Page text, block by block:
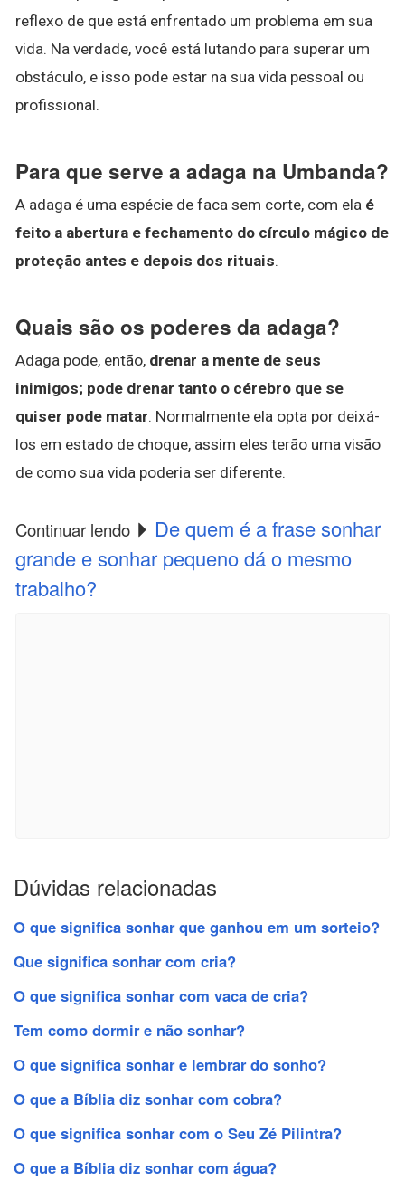
reflexo de que está enfrentado um problema em sua
vida. Na verdade, você está lutando para superar um
obstáculo, e isso pode estar na sua vida pessoal ou
profissional.
Para que serve a adaga na Umbanda?
A adaga é uma espécie de faca sem corte, com ela é
feito a abertura e fechamento do círculo mágico de
proteção antes e depois dos rituais.
Quais são os poderes da adaga?
Adaga pode, então, drenar a mente de seus
inimigos; pode drenar tanto o cérebro que se
quiser pode matar. Normalmente ela opta por deixá-
los em estado de choque, assim eles terão uma visão
de como sua vida poderia ser diferente.
Continuar lendo
De quem é a frase sonhar
grande e sonhar pequeno dá o mesmo
trabalho?
Dúvidas relacionadas
O que significa sonhar que ganhou em um sorteio?
Que significa sonhar com cria?
O que significa sonhar com vaca de cria?
Tem como dormir e não sonhar?
O que significa sonhar e lembrar do sonho?
O que a Bíblia diz sonhar com cobra?
O que significa sonhar com o Seu Zé Pilintra?
O que a Bíblia diz sonhar com água?